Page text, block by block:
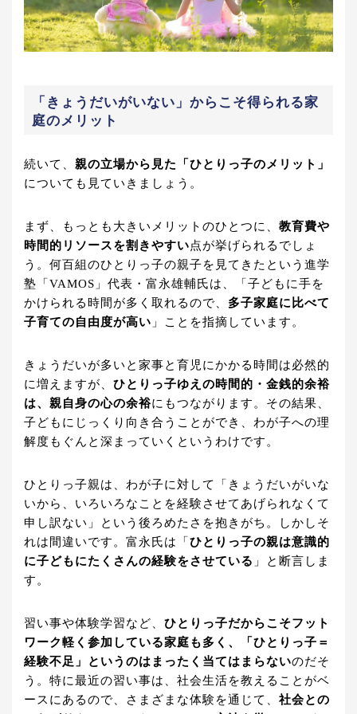
「きょうだいがいない」からこそ得られる家
庭のメリット
続いて、 親の立場から見た「ひとりっ子のメリット」
についても見ていきましょう。
まず、もっとも大きいメリットのひとつに、 教育費や
時間的リソースを割きやすい点が挙げられるでしょ
う。何百組のひとりっ子の親子を見てきたという進学
塾「VAMOS」代表・富永雄輔氏は、「子どもに手を
かけられる時間が多く取れるので、 多子家庭に比べて
子育ての自由度が高い 」ことを指摘しています。
きょうだいが多いと家事と育児にかかる時間は必然的
に増えますが、 ひとりっ子ゆえの時間的・金銭的余裕
は、親自身の心の余裕にもつながります。その結果、
子どもにじっくり向き合うことができ、わが子への理
解度もぐんと深まっていくというわけです。
ひとりっ子親は、わが子に対して「きょうだいがいな
いから、いろいろなことを経験させてあげられなくて
申し訳ない」という後ろめたさを抱きがち。しかしそ
れは間違いです。富永氏は「 ひとりっ子の親は意識的
に子どもにたくさんの経験をさせている 」と断言しま
す。
習い事や体験学習など、 ひとりっ子だからこそフット
ワーク軽く参加している家庭も多く、「ひとりっ子＝
経験不足」というのはまったく当てはまらないのだそ
う。特に最近の習い事は、社会生活を教えることがベ
ースにあるので、さまざまな体験を通じて、 社会との